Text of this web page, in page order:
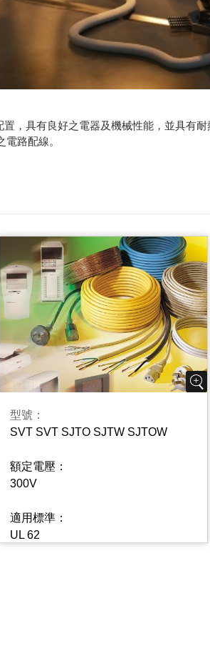
，具有良好之電器及機械性能，並具有
路配線。
型號：
SVT SVT SJTO SJTW SJTOW
額定電壓：
300V
適用標準：
UL 62